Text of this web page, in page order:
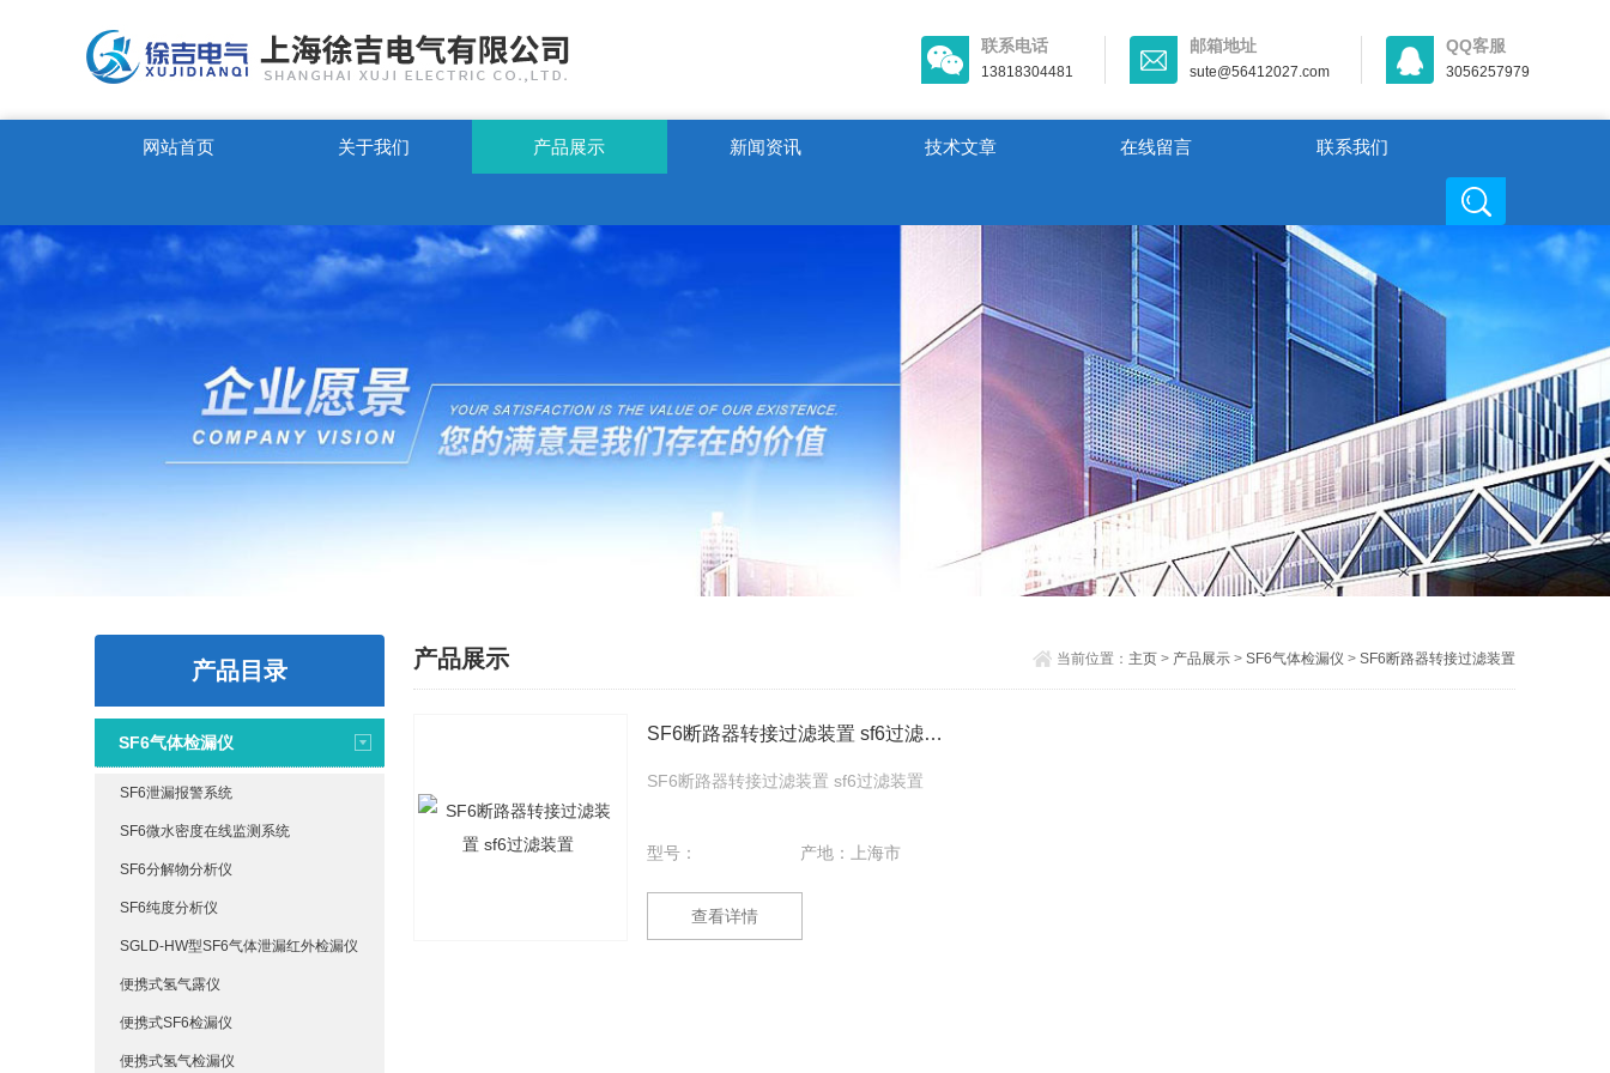
联系电话
13818304481
邮箱地址
sute@56412027.com
QQ客服
3056257979
网站首页 关于我们 产品展示 新闻资讯 技术文章 在线留言 联系我们
产品目录
SF6气体检漏仪
SF6泄漏报警系统
SF6微水密度在线监测系统
SF6分解物分析仪
SF6纯度分析仪
SGLD-HW型SF6气体泄漏红外检漏仪
便携式氢气露仪
便携式SF6检漏仪
便携式氢气检漏仪
产品展示 当前位置： 主页> 产品展示> SF6气体检漏仪 > SF6断路器转接过滤装置
SF6断路器转接过滤装置 sf6过滤装置
SF6断路器转接过滤装置 sf6过滤装置
型号： 产地：上海市
查看详情